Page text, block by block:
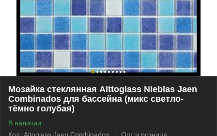
Мозайка стеклянная Alttoglass Nieblas Jaen
Combinados для бассейна (микс светло-
тёмно голубая)
В наличии
Код: Altoglass Jaen Combinados
Опт и розница